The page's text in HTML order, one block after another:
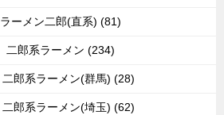
ラーメン二郎(直系) (81)
二郎系ラーメン (234)
二郎系ラーメン(群馬) (28)
二郎系ラーメン(埼玉) (62)